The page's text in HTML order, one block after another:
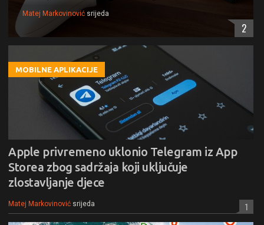
Matej Markovinović srijeda
2
MOBILNE APLIKACIJE
Apple privremeno uklonio Telegram iz App
Storea zbog sadržaja koji uključuje
zlostavljanje djece
Matej Markovinović srijeda 1